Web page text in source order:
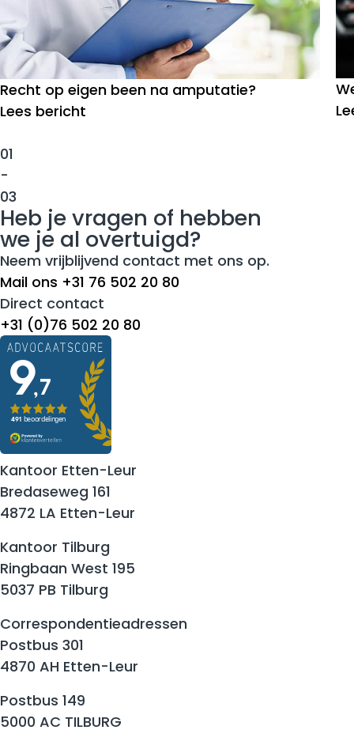
Recht op eigen been na amputatie?
Lees bericht
01
-
03
Heb je vragen of hebben
we je al overtuigd?
Neem vrijblijvend contact met ons op.
Mail ons +31 76 502 20 80
Direct contact
+31 (0)76 502 20 80
Kantoor Etten-Leur
Bredaseweg 161
4872 LA Etten-Leur
Kantoor Tilburg
Ringbaan West 195
5037 PB Tilburg
Correspondentieadressen
Postbus 301
4870 AH Etten-Leur
Postbus 149
5000 AC TILBURG